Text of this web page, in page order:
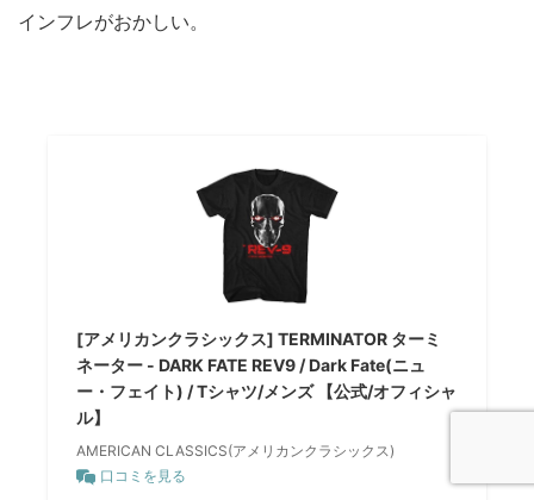
インフレがおかしい。
[アメリカンクラシックス] TERMINATOR ターミ
ネーター - DARK FATE REV9 / Dark Fate(ニュ
ー・フェイト) / Tシャツ/メンズ 【公式/オフィシャ
ル】
AMERICAN CLASSICS(アメリカンクラシックス)
口コミを見る